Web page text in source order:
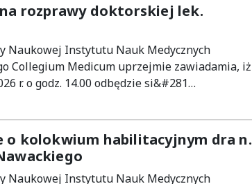
rozprawy doktorskiej lek.
Naukowej Instytutu Nauk Medycznych
Collegium Medicum uprzejmie zawiadamia, iż
r. o godz. 14.00 odbędzie si&#281…
o kolokwium habilitacyjnym dra n.
Naukowej Instytutu Nauk Medycznych